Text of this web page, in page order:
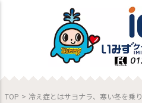
TOP > 冷え症とはサヨナラ、寒い冬を乗